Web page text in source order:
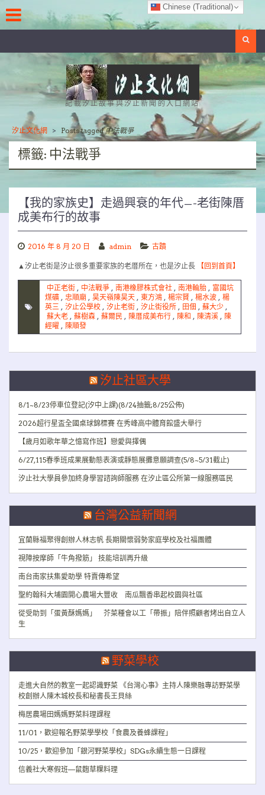
to
content
記載汐止故事與汐止新聞的入口網站
汐止文化網 > Posts tagged中法戰爭
標籤: 中法戰爭
【我的家族史】走過興衰的年代—-老街陳厝
成美布行的故事
2016 年 8 月 20 日 admin 古蹟
▲汐止老街是汐止很多重要家族的老厝所在，也是汐止長 【回到首頁】
中正老街 , 中法戰爭 , 南港橡膠株式會社 , 南港輪胎 , 富國坑
煤礦 , 忠順廟 , 昊天嶺陳昊天 , 東方鴻 , 楊宗賢 , 楊水波 , 楊
英三 , 汐止公學校 , 汐止老街 , 汐止街役所 , 田佃 , 蘇大少 ,
蘇大老 , 蘇樹森 , 蘇爾民 , 陳厝成美布行 , 陳和 , 陳清溪 , 陳
經曜 , 陳順發
汐止社區大學
8/1~8/23停車位登記(汐中上課)(8/24抽籤;8/25公佈)
2026超行星盃全國桌球錦標賽 在秀峰高中體育館盛大舉行
【歲月如歌年華之憶寫作班】戀愛與擇偶
6/27,115春季班成果展動態表演或靜態展攤意願調查(5/8~5/31截止)
汐止社大學員參加終身學習諮詢師服務 在汐止區公所第一線服務區民
台灣公益新聞網
宜蘭縣福聚得創辦人林志帆 長期關懷弱勢家庭學校及社福團體
視障按摩師「牛角撥筋」 技能培訓再升級
南台南家扶集愛助學 特賣傳希望
聖約翰科大埔園開心農場大豐收 南瓜飄香串起校園與社區
從受助到「蛋黃酥媽媽」 芥菜種會以工「帶振」陪伴照顧者烤出自立人
生
野菜學校
走進大自然的教室一起認識野菜 《台灣心事》主持人陳樂融專訪野菜學
校創辦人陳木城校長和秘書長王貝絲
梅居農場田媽媽野菜料理課程
11/01，歡迎報名野菜學學校「食農及養蜂課程」
10/25，歡迎參加「銀河野菜學校」SDGs永續生態一日課程
信義社大寒假班—鼠麴草粿料理
Chinese (Traditional)